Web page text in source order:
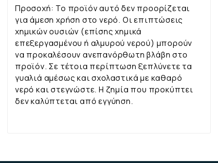
Προσοχή: Το προϊόν αυτό δεν προορίζεται
για άμεση χρήση στο νερό. Οι επιπτώσεις
χημικών ουσιών (επίσης χημικά
επεξεργασμένου ή αλμυρού νερού) μπορούν
να προκαλέσουν ανεπανόρθωτη βλάβη στο
προϊόν. Σε τέτοια περίπτωση ξεπλύνετε τα
γυαλιά αμέσως και σχολαστικά με καθαρό
νερό και στεγνώστε. Η ζημία που προκύπτει
δεν καλύπτεται από εγγύηση.